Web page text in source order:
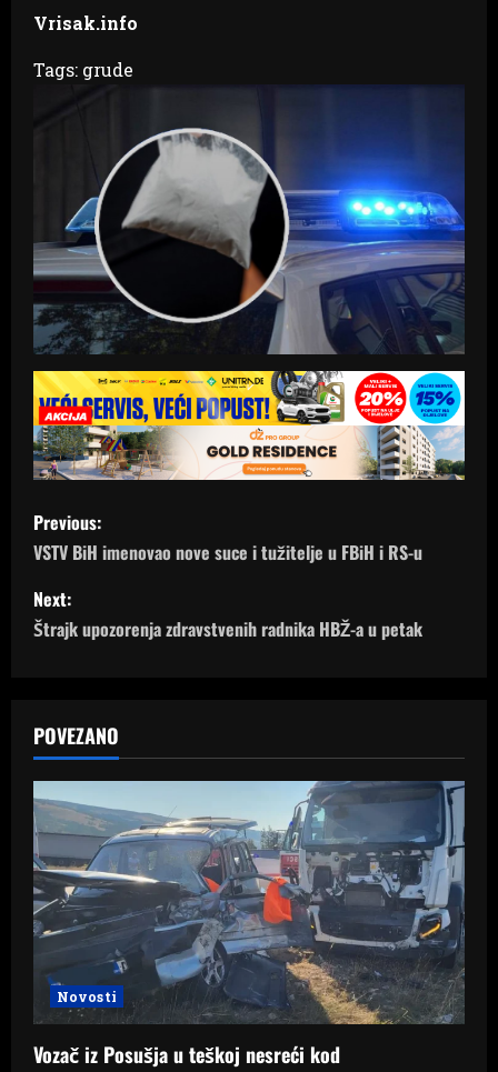
Vrisak.info
Tags: grude
P
o
s
t
a
v
i
g
a
t
i
Previous:
VSTV BiH imenovao nove suce i tužitelje u FBiH i RS-u
Next:
Štrajk upozorenja zdravstvenih radnika HBŽ-a u petak
POVEZANO
Novosti
Vozač iz Posušja u teškoj nesreći kod